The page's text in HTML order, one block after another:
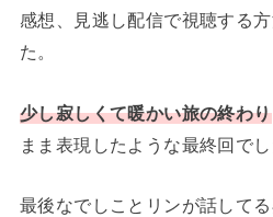
感想、見逃し配信で視聴する
た。
少し寂しくて暖かい旅の終わり
まま表現したような最終回でし
最後なでしことリンが話して